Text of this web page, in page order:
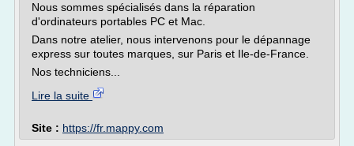
Nous sommes spécialisés dans la réparation
d'ordinateurs portables PC et Mac.
Dans notre atelier, nous intervenons pour le dépannage
express sur toutes marques, sur Paris et Ile-de-France.
Nos techniciens...
Lire la suite
Site : https://fr.mappy.com